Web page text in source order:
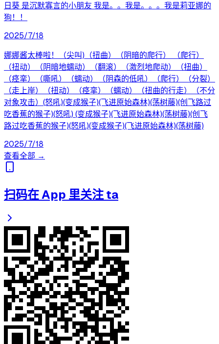
日葵 是沉默寡言的小朋友 我是。。我是。。。我是莉亚娜的
狗！！
2025/7/18
娜娜酱太棒啦！（尖叫)（扭曲）（阴暗的爬行） （爬行）
（扭动）（阴暗地蠕动）（翻滚）（激烈地爬动）（扭曲）
（痉挛）（嘶吼）（蠕动）（阴森的低吼）（爬行）（分裂）
（走上岸）（扭动）（痉挛）（蠕动）（扭曲的行走）（不分
对象攻击）(怒吼)(变成猴子)(飞进原始森林)(荡树藤)(创飞路过
吃香蕉的猴子)(怒吼) (变成猴子)(飞进原始森林)(荡树藤)(创飞
路过吃香蕉的猴子)(怒吼)(变成猴子)(飞进原始森林)(荡树藤)
2025/7/18
查看全部 →
扫码在 App 里关注 ta